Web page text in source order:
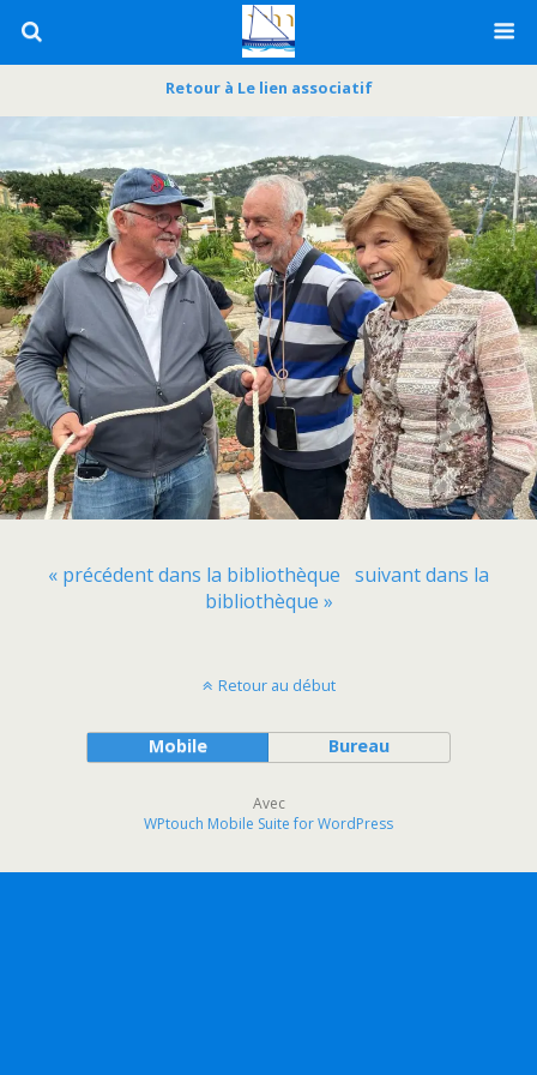
Retour à Le lien associatif
« précédent dans la bibliothèque suivant dans la
bibliothèque »
Retour au début
Mobile Bureau
Avec
WPtouch Mobile Suite for WordPress